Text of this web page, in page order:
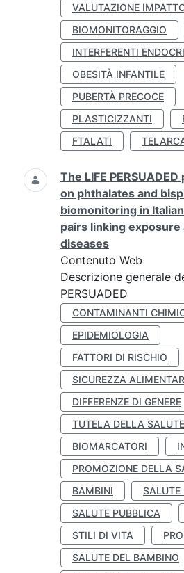
VALUTAZIONE
BIOMONITORAGGIO
INTERFERENTI
OBESITÀ INFANTILE
PUBERTÀ PRECOCE
PLASTICIZZANTI
FTALATI
The LIFE
on phthalates and
biomonitoring in
pairs linking exposure
diseases
Contenuto Web
Descrizione generale
PERSUADED
CONTAMINANTI
EPIDEMIOLOGIA
FATTORI DI RISCHIO
SICUREZZA
DIFFERENZE DI GENERE
TUTELA DELLA SALUTE
BIOMARCATORI
PROMOZIONE DELLA
BAMBINI
SALUTE
SALUTE PUBBLICA
STILI DI VITA
SALUTE DEL BAMBINO